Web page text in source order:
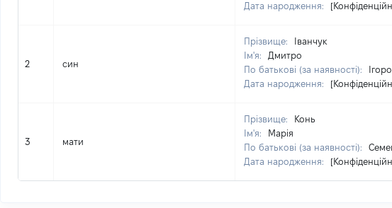
Дата народження:
2 син
Прізвище:
Іванчук
Ім'я:
Дмитро
По батькові (за наявності):
Дата народження:
3 мати
Прізвище:
Конь
Ім'я:
Марія
По батькові (за наявності):
Дата народження: